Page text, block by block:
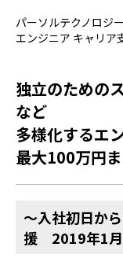
パーソルテクノロジ
エンジニア キャリア
独立のための
など
多様化するエ
最大100万円
～入社初日か
援 2019年1月